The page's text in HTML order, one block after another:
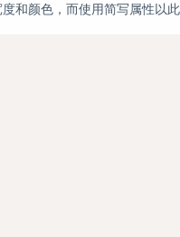
颜色，而使用简写属性以此